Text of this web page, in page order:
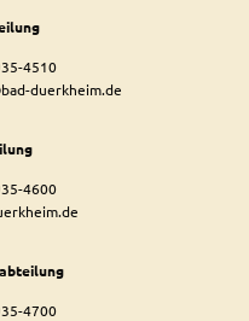
4510
duerkheim.de
4600
4700